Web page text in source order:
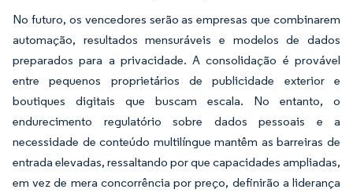
No futuro, os vencedores serão as empresas que combinarem
automação, resultados mensuráveis e modelos de dados
preparados para a privacidade. A consolidação é provável
entre pequenos proprietários de publicidade exterior e
boutiques digitais que buscam escala. No entanto, o
endurecimento regulatório sobre dados pessoais e a
necessidade de conteúdo multilíngue mantêm as barreiras de
entrada elevadas, ressaltando por que capacidades ampliadas,
em vez de mera concorrência por preço, definirão a liderança